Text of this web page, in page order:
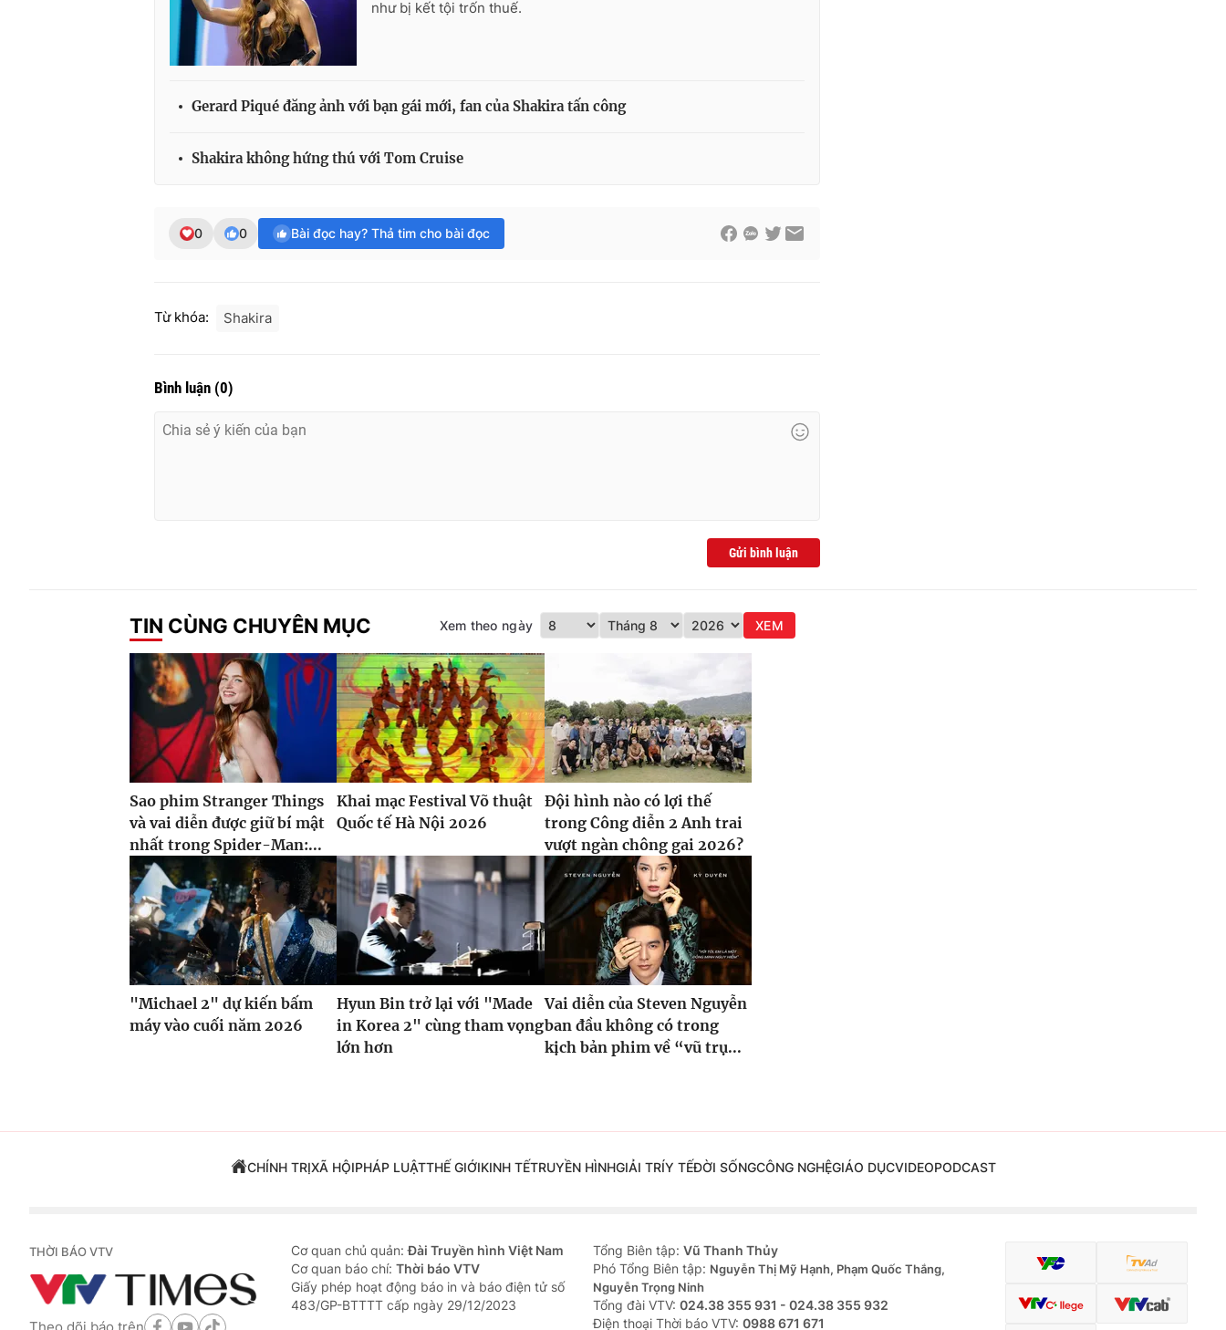
như bị kết tội trốn thuế.
Gerard Piqué đăng ảnh với bạn gái mới, fan của Shakira tấn công
Shakira không hứng thú với Tom Cruise
0 0 Bài đọc hay? Thả tim cho bài đọc
Từ khóa: Shakira
Bình luận (0)
Gửi bình luận
TIN CÙNG CHUYÊN MỤC Xem theo ngày XEM
Sao phim Stranger Things
và vai diễn được giữ bí mật
nhất trong Spider-Man:...
Khai mạc Festival Võ thuật
Quốc tế Hà Nội 2026
Đội hình nào có lợi thế
trong Công diễn 2 Anh trai
vượt ngàn chông gai 2026?
"Michael 2" dự kiến bấm
máy vào cuối năm 2026
Hyun Bin trở lại với "Made
in Korea 2" cùng tham vọng
lớn hơn
Vai diễn của Steven Nguyễn
ban đầu không có trong
kịch bản phim về “vũ trụ...
CHÍNH TRỊXÃ HỘIPHÁP LUẬTTHẾ GIỚIKINH TẾTRUYỀN HÌNHGIẢI TRÍY TẾĐỜI SỐNGCÔNG NGHỆGIÁO DỤCVIDEOPODCAST
THỜI BÁO VTV Cơ quan chủ quản:Đài Truyền hình Việt Nam
Cơ quan báo chí: Thời báo VTV
Giấy phép hoạt động báo in và báo điện tử số
483/GP-BTTTT cấp ngày 29/12/2023
Tổng Biên tập: Vũ Thanh Thủy
Phó Tổng Biên tập: Nguyễn Thị Mỹ Hạnh, Phạm Quốc Thắng,
Nguyễn Trọng Ninh
Tổng đài VTV: 024.38 355 931 - 024.38 355 932
Ðiện thoại Thời báo VTV: 0988 671 671